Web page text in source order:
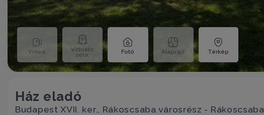
Videó Virtuális
séta; Fotó Alaprajz Térkép
Ház eladó
Budapest XVII. ker., Rákoscsaba városrész - Rákoscsaba